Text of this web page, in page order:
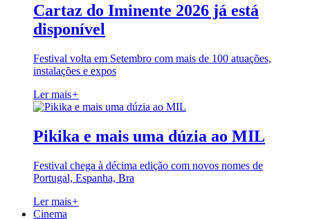
Cartaz do Iminente 2026 já está
disponível
Festival volta em Setembro com mais de 100 atuações,
instalações e expos
Ler mais+
Pikika e mais uma dúzia ao MIL
Festival chega à décima edição com novos nomes de
Portugal, Espanha, Bra
Ler mais+
Cinema